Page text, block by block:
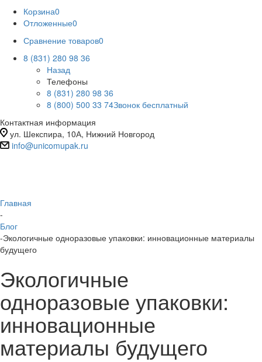
Корзина0
Отложенные0
Сравнение товаров0
8 (831) 280 98 36
Назад
Телефоны
8 (831) 280 98 36
8 (800) 500 33 74Звонок бесплатный
Контактная информация
ул. Шекспира, 10А, Нижний Новгород
info@unicomupak.ru
Главная
-
Блог
-Экологичные одноразовые упаковки: инновационные материалы
будущего
Экологичные
одноразовые упаковки:
инновационные
материалы будущего